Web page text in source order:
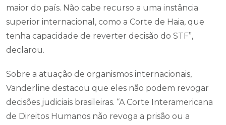
maior do país. Não cabe recurso a uma instância
superior internacional, como a Corte de Haia, que
tenha capacidade de reverter decisão do STF”,
declarou.
Sobre a atuação de organismos internacionais,
Vanderline destacou que eles não podem revogar
decisões judiciais brasileiras. “A Corte Interamericana
de Direitos Humanos não revoga a prisão ou a